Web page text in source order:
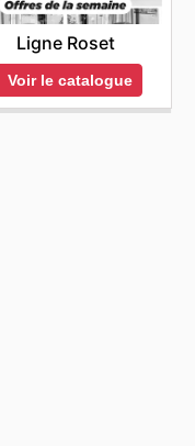
Ligne Roset
Voir le catalogue